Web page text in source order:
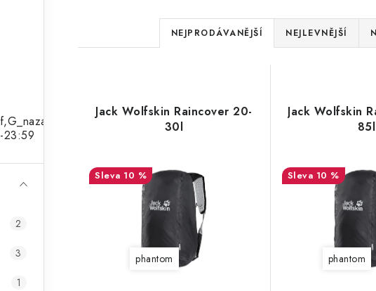
0
23:59
2
3
1
Ř
a
e
n
í
p
r
o
d
NEJPRODÁVANĚJŠÍ NEJLEVNĚJŠÍ
Jack Wolfskin Raincover 20-
30l
10 %
phantom
Jack Wolfskin
85l
10 %
phantom